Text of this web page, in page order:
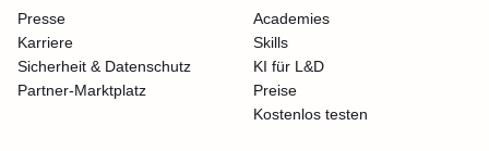
Presse
Karriere
Sicherheit & Datenschutz
Partner-Marktplatz
Academies
Skills
KI für L&D
Preise
Kostenlos testen